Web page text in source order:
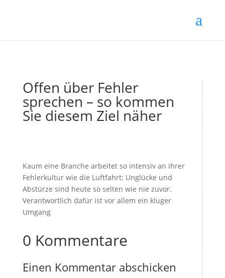
Offen über Fehler
sprechen – so kommen
Sie diesem Ziel näher
Kaum eine Branche arbeitet so intensiv an ihrer
Fehlerkultur wie die Luftfahrt: Unglücke und
Abstürze sind heute so selten wie nie zuvor.
Verantwortlich dafür ist vor allem ein kluger
Umgang
0 Kommentare
Einen Kommentar abschicken